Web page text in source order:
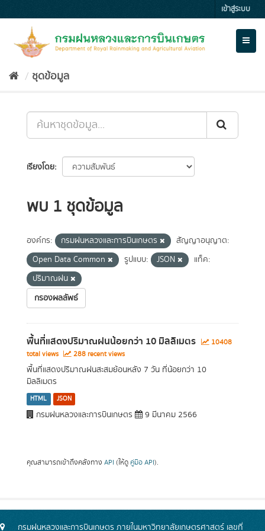
to
เข้าสู่ระบบ
ชุดข้อมูล
เรียงโดย
พบ 1 ชุดข้อมูล
องค์กร: กรมฝนหลวงและการบินเกษตร
สัญญาอนุญาต:
Open Data Common
รูปแบบ: JSON
แท็ค:
ปริมาณฝน
กรองผลลัพธ์
พื้นที่แสดงปริมาณฝนน้อยกว่า 10 มิลลิเมตร
10408
total views
288 recent views
พื้นที่แสดงปริมาณฝนสะสมย้อนหลัง 7 วัน ที่น้อยกว่า 10
มิลลิเมตร
HTML JSON
กรมฝนหลวงและการบินเกษตร 9 มีนาคม 2566
คุณสามารถเข้าถึงคลังทาง API (ให้ดู คู่มือ API).
กรมฝนหลวงและการบินเกษตร ภายในมหาวิทยาลัยเกษตรศาสตร์ เลขที่